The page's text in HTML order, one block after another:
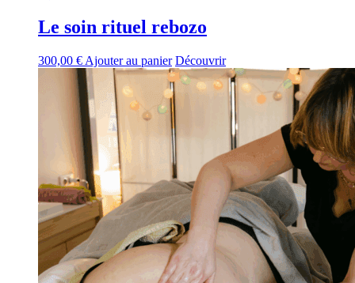
Le soin rituel rebozo
300,00 € Ajouter au panier Découvrir